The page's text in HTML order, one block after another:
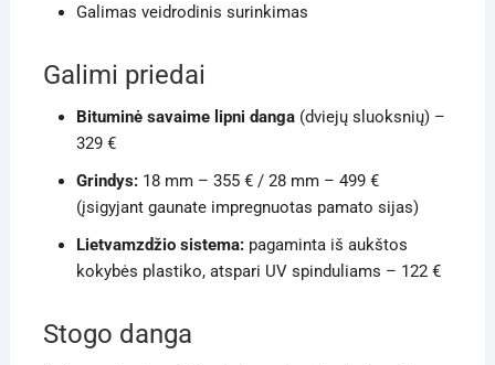
Galimas veidrodinis surinkimas
Galimi priedai
Bituminė savaime lipni danga(dviejų sluoksnių) –
329 €
Grindys:18 mm – 355 € / 28 mm – 499 €
(įsigyjant gaunate impregnuotas pamato sijas)
Lietvamzdžio sistema:pagaminta iš aukštos
kokybės plastiko, atspari UV spinduliams – 122 €
Stogo danga